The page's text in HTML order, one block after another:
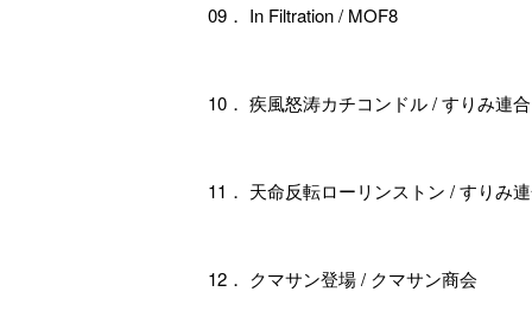
09． In Filtration / MOF8
10． 疾風怒涛カチコンドル / すりみ連合
11． 天命反転ローリンストン / すりみ
12． クマサン登場 / クマサン商会